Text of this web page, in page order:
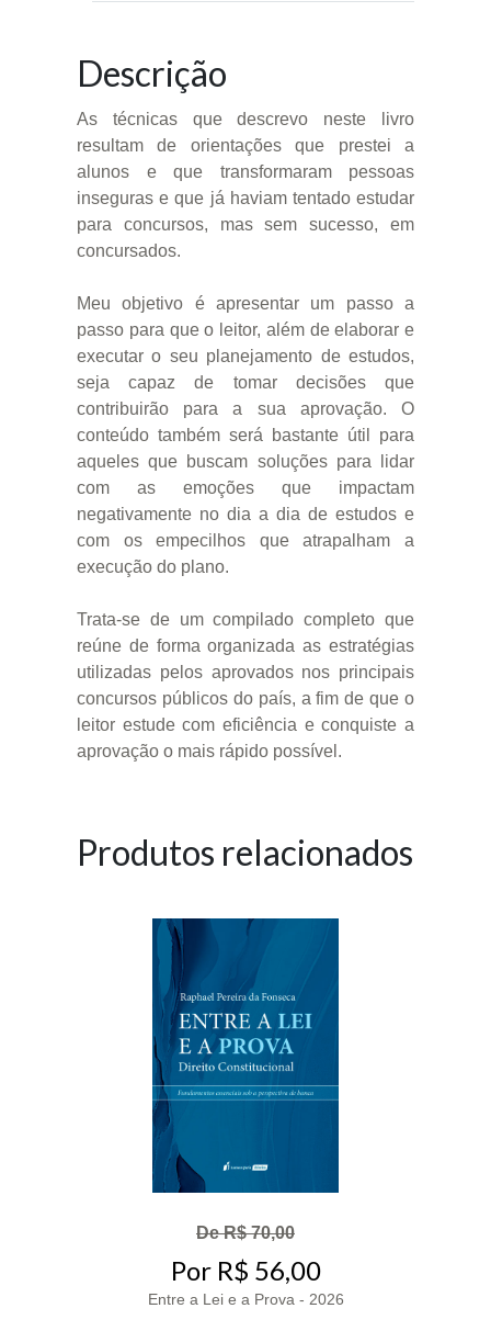
Descrição
As técnicas que descrevo neste livro
resultam de orientações que prestei a
alunos e que transformaram pessoas
inseguras e que já haviam tentado estudar
para concursos, mas sem sucesso, em
concursados.
Meu objetivo é apresentar um passo a
passo para que o leitor, além de elaborar e
executar o seu planejamento de estudos,
seja capaz de tomar decisões que
contribuirão para a sua aprovação. O
conteúdo também será bastante útil para
aqueles que buscam soluções para lidar
com as emoções que impactam
negativamente no dia a dia de estudos e
com os empecilhos que atrapalham a
execução do plano.
Trata-se de um compilado completo que
reúne de forma organizada as estratégias
utilizadas pelos aprovados nos principais
concursos públicos do país, a fim de que o
leitor estude com eficiência e conquiste a
aprovação o mais rápido possível.
Produtos relacionados
De R$ 70,00
Por R$ 56,00
Entre a Lei e a Prova - 2026